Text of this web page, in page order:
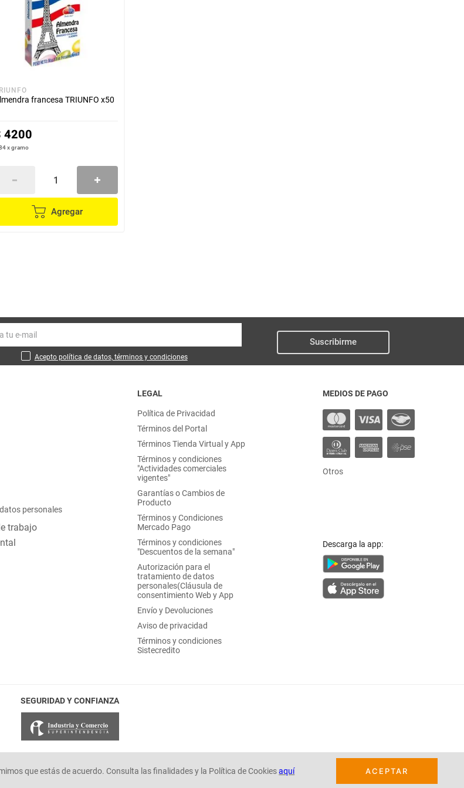
que estás de acuerdo. Consulta las finalidades y la Política de Cookiesaquí ACEPTAR
francesa TRIUNFO x50
4200
xgramo
Agregar
Acepto política de datos, términos y condiciones
Suscribirme
personales
trabajo
LEGAL
Política de Privacidad
Términos del Portal
Términos Tienda Virtual y App
Términos y condiciones
"Actividades comerciales
vigentes"
Garantías o Cambios de
Producto
Términos y Condiciones
Mercado Pago
Términos y condiciones
"Descuentos de la semana"
Autorización para el
tratamiento de datos
personales(Cláusula de
consentimiento Web y App
Envío y Devoluciones
Aviso de privacidad
Términos y condiciones
Sistecredito
MEDIOS DE PAGO
Otros
Descarga la app:
SEGURIDAD Y CONFIANZA